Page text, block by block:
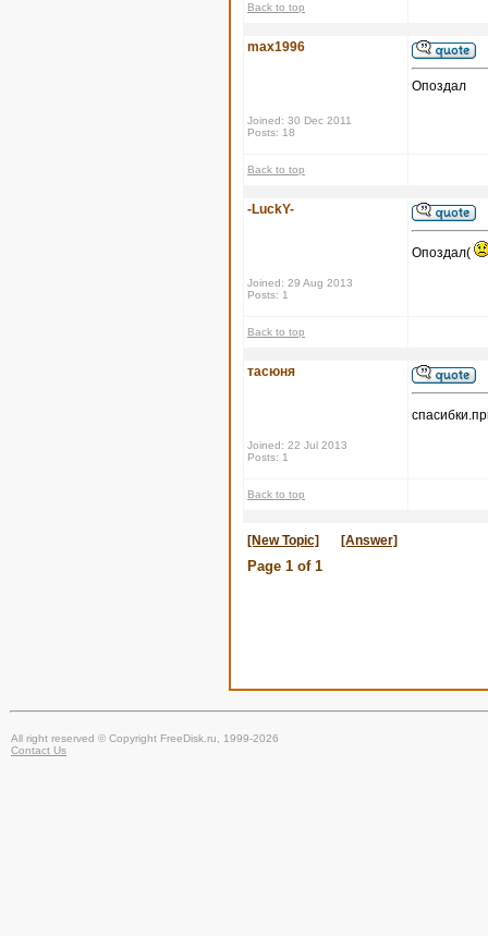
Back to top
max1996
Joined: 30 Dec 2011
Posts: 18
Опоздал
Back to top
-LuckY-
Joined: 29 Aug 2013
Posts: 1
Опоздал(
Back to top
тасюня
Joined: 22 Jul 2013
Posts: 1
Back to top
[New Topic] [Answer]
Page 1 of 1
All right reserved © Copyright FreeDisk.ru, 1999-2026
Contact Us